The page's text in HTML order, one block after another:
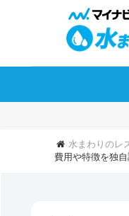
水まわりのレ
費用や特徴を独自